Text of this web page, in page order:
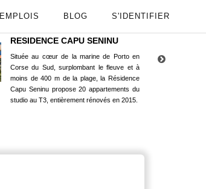
EMPLOIS BLOG S'IDENTIFIER
RESIDENCE CAPU SENINU
Située au cœur de la marine de Porto en
Corse du Sud, surplombant le fleuve et à
moins de 400 m de la plage, la Résidence
Capu Seninu propose 20 appartements du
studio au T3, entièrement rénovés en 2015.